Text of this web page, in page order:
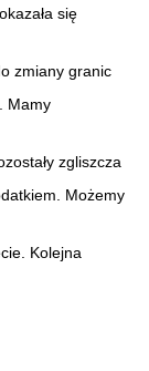
się
zmiany granic
Mamy
zgliszcza
Możemy
Kolejna